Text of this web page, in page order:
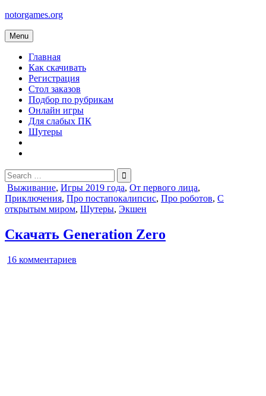
Skip
content
notorgames.org
Menu
Главная
Как скачивать
Регистрация
Стол заказов
Подбор по рубрикам
Онлайн игры
Для слабых ПК
Шутеры
Search
for:
Posted
in
Выживание, Игры 2019 года, От первого лица,
Приключения, Про постапокалипсис, Про роботов, С
открытым миром, Шутеры, Экшен
Скачать Generation Zero
16 комментариев